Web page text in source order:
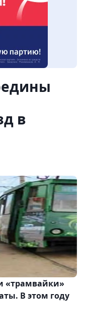
в
«трамвайки»
В этом году